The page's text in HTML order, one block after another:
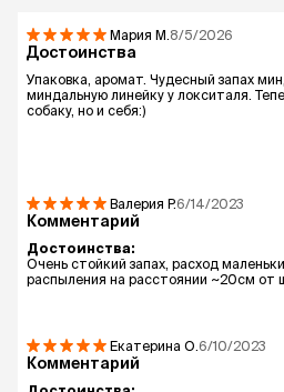
Мария М. 8/5/2026
Достоинства
Упаковка, аромат. Чудесный запах
миндальную линейку у локситаля.
собаку, но и себя:)
Валерия Р.6/14/2023
Комментарий
Достоинства:
Очень стойкий запах, расход
распыления на расстоянии ~20см от
Екатерина О. 6/10/2023
Комментарий